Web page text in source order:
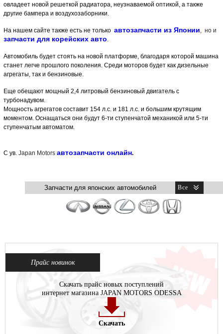
овладеет новой решеткой радиатора, неузнаваемой оптикой, а также
другие бампера и воздухозаборники.
На нашем сайте также есть не только автозапчасти из Японии но и
запчасти для корейских авто
Автомобиль будет стоять на новой платформе, благодаря которой машина
станет легче прошлого поколения. Среди моторов будет как дизельные
агрегаты, так и бензиновые.
Еще обещают мощный 2,4 литровый бензиновый двигатель с
турбонадувом.
Мощность агрегатов составит 154 л.с. и 181 л.с. и большим крутящим
моментом. Оснащаться они будут 6-ти ступенчатой механикой или 5-ти
ступенчатым автоматом.
С ув. Japan Motors автозапчасти онлайн.
Прайс новинок
Скачать прайс новых поступлений
интернет магазина JAPAN MOTORS ODESSA
Скачать